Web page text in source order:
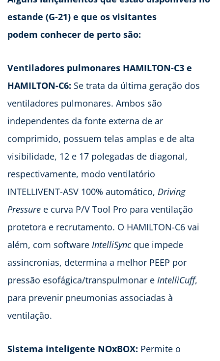
estande (G-21) e que os visitantes
podem conhecer de perto são:
Ventiladores pulmonares HAMILTON-C3 e
HAMILTON-C6: Se trata da última geração dos
ventiladores pulmonares. Ambos são
independentes da fonte externa de ar
comprimido, possuem telas amplas e de alta
visibilidade, 12 e 17 polegadas de diagonal,
respectivamente, modo ventilatório
INTELLIVENT-ASV 100% automático, Driving
Pressure e curva P/V Tool Pro para ventilação
protetora e recrutamento. O HAMILTON-C6 vai
além, com software IntelliSync que impede
assincronias, determina a melhor PEEP por
pressão esofágica/transpulmonar e IntelliCuff,
para prevenir pneumonias associadas à
ventilação.
Sistema inteligente NOxBOX: Permite o